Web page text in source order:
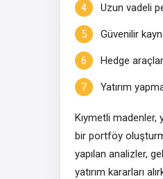
Uzun vadeli
Güvenilir
Hedge
Yatırım
Kıymetli
bir portföy
yapılan analizler,
yatırım kararları